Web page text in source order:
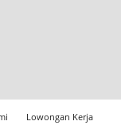
Lowongan Kerja